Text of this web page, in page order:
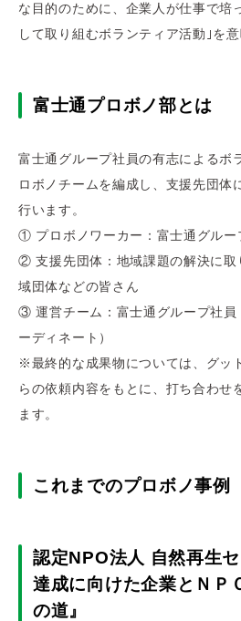
な目的のために、企業人が仕事で培
して取り組むボランティア活動｣を意
富士通プロボノ部とは
富士通グループ社員の有志によるボ
ロボノチームを編成し、支援先団体
行います。
① プロボノワーカー：富士通グルー
② 支援先団体：地域課題の解決に取
域団体などの皆さん
③ 運営チーム：富士通グループ社員
ーディネート）
※最終的な成果物については、グッ
らの依頼内容をもとに、打ち合わせ
ます。
これまでのプロボノ事例
認定NPO法人 自然再生
達成に向けた企業とＮＰ
の道』